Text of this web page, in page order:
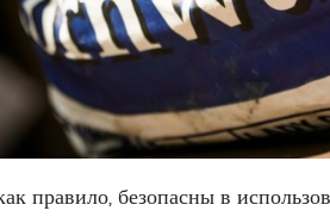
правило, безопасны в